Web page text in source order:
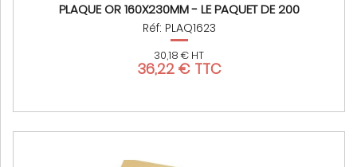
PLAQUE OR 160X230MM - LE PAQUET DE 200
Réf: PLAQ1623
30,18 € HT
36,22 € TTC